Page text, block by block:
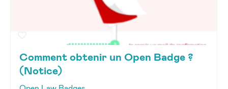
Comment obtenir un Open Badge ?
(Notice)